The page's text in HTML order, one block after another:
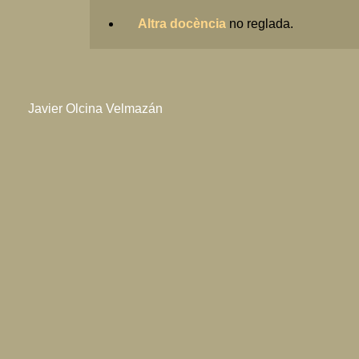
Altra docència no reglada.
Javier Olcina Velmazán